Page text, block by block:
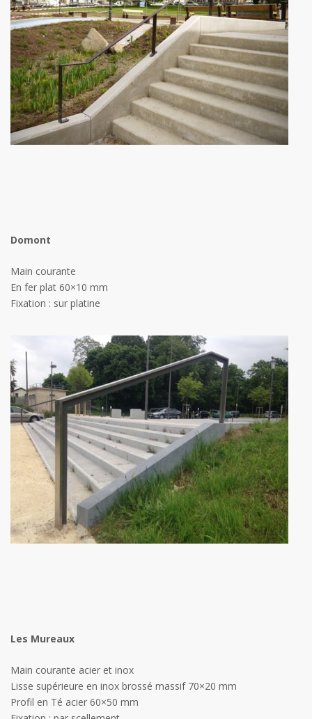
Domont
Main courante
En fer plat 60×10 mm
Fixation : sur platine
Les Mureaux
Main courante acier et inox
Lisse supérieure en inox brossé massif 70×20 mm
Profil en Té acier 60×50 mm